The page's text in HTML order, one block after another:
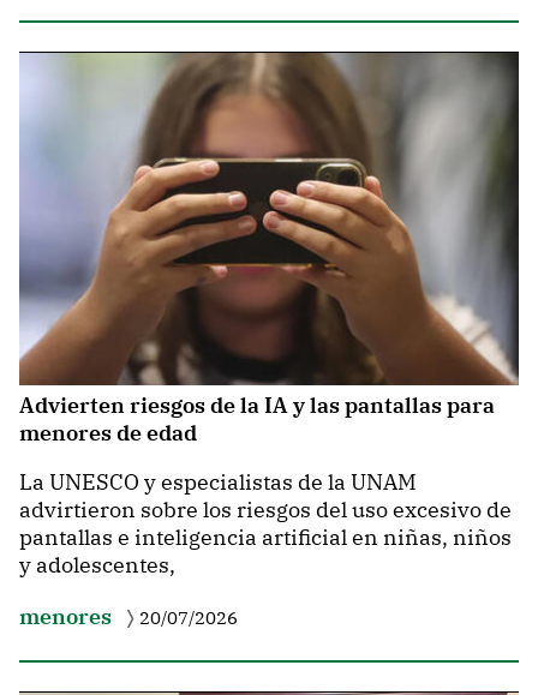
Advierten riesgos de la IA y las pantallas para
menores de edad
La UNESCO y especialistas de la UNAM
advirtieron sobre los riesgos del uso excesivo de
pantallas e inteligencia artificial en niñas, niños
y adolescentes,
menores
20/07/2026